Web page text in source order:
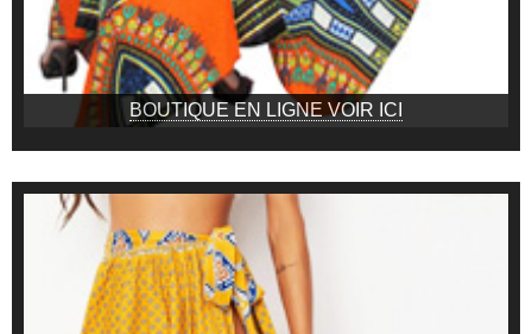
BOUTIQUE EN LIGNE VOIR ICI